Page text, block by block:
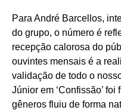
Para André Barcellos,
do grupo, o número é
recepção calorosa do
ouvintes mensais é a
validação de todo o
Júnior em ‘Confissão’
gêneros fluiu de forma